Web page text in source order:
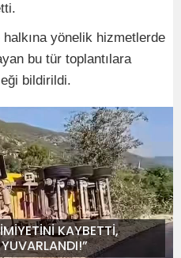
yönelik hizmetlerde
bu tür toplantılara
bildirildi.
KAYBETTİ,